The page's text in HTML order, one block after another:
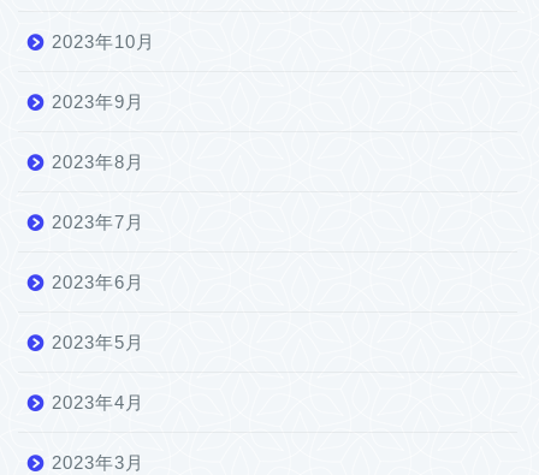
2023年10月
2023年9月
2023年8月
2023年7月
2023年6月
2023年5月
2023年4月
2023年3月